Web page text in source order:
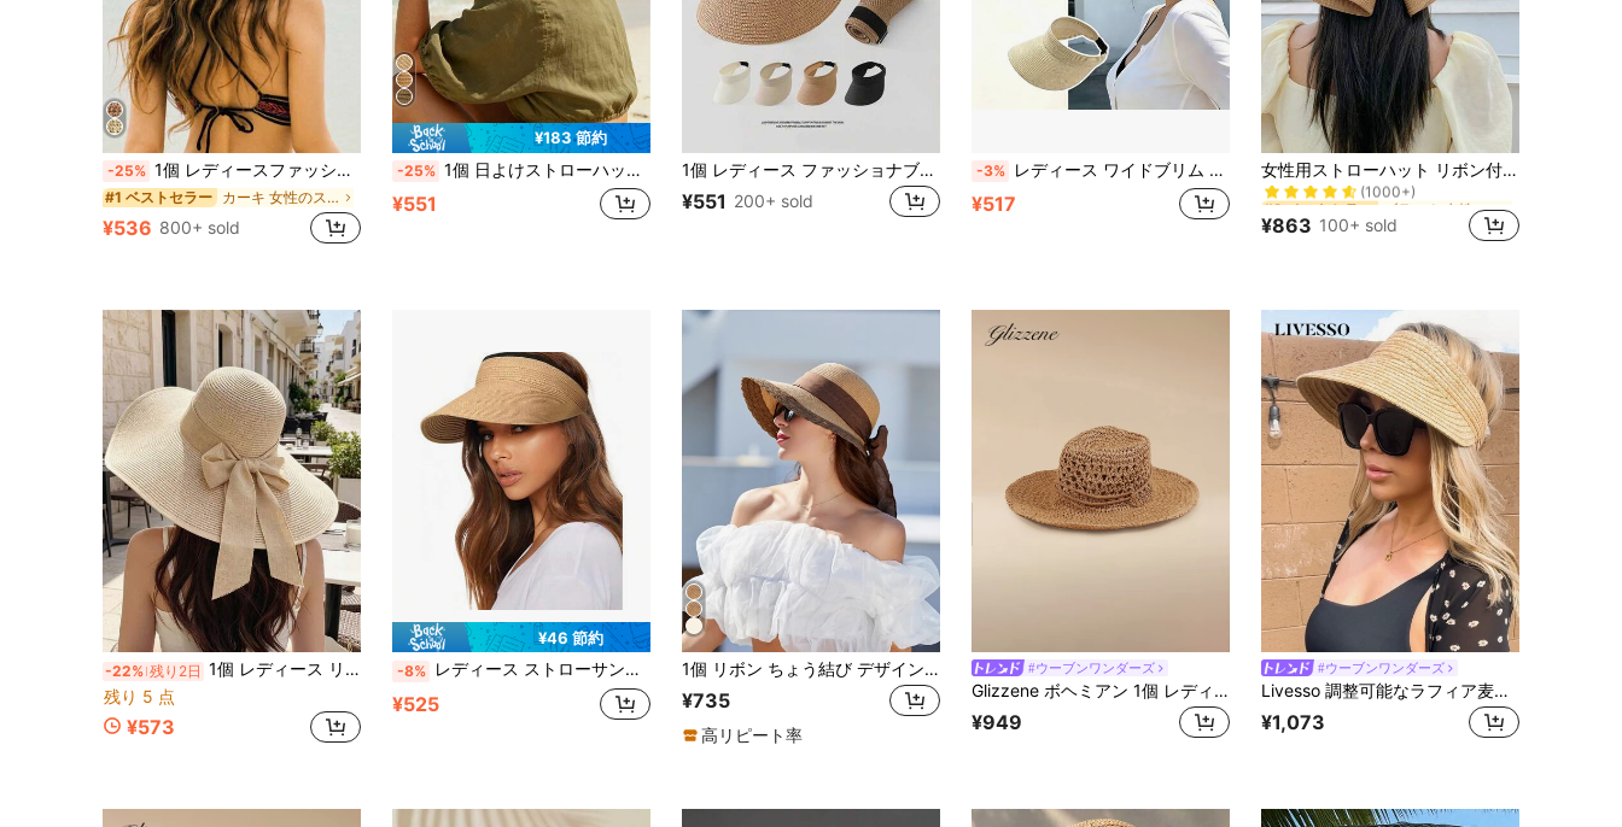
-25% 1個 レディースファッションストローハット、アウトドアビーチサンハット、編み込みフィッシャーマンハット、夏ビーチホリデー日よけ、折りたたみ式ワイドブリムサンハット、ギフト&日常使い
#1 ベストセラー カーキ 女性のストローハット
¥536 800+ sold
¥183 節約
-25% 1個 日よけストローハット。UV耐性ワイドブリムサンハット。ユニセックス。アウトドア バケーション ビーチハット。春/夏 ヴィンテージパナマストローハット。
¥551
1個 レディース ファッショナブル 麦わら 日よけ帽子、ワイドブリム 巻ける&折りたたみ可能 夏 ビーチ帽子
¥551 200+ sold
-3% レディース ワイドブリム ラフィアストロー オープントップ サンハット、UVカット ストローハット 夏、サイクリング、ビーチ、日よけ
¥517
女性用ストローハット リボン付き ワイドブリム サンプロテクション 紫外線対策 春夏ビーチ用 アウトドア 新しいファッション帽子 1個
#2 ベストセラー
ブラック 女性のストローハット
(1000+)
#2 ベストセラー
(1000+)
#2 ベストセラー
(1000+)
#2 ベストセラー
ブラック 女性のストローハット
¥863 100+ sold
-22% 残り2日 1個 レディース リボン付き 無地 ストローハット、ボヘミアン調 日よけ 折りたたみ式 ワイドブリム ハット、フレンチレース リボン付き デイリーウェア、旅行、ビーチ用
残り 5 点
¥573
¥46 節約
-8% レディース ストローサンハット 折りたたみ式 ポニーテールデザイン ビーチハット 夏用 トラベルサンハット
¥525
1個 リボン ちょう結び デザイン 麦わら帽子 ビーチパーティー 屋外アクティビティ ボヘミアン バレンタインデー
¥735
高リピート率
#ウーブンワンダーズ
Glizzene ボヘミアン 1個 レディース ビーチ麦わら帽子 ベージュ 西部スタイル デザイン、UVカット 通気性 防風ロープ付き、ビーチバケーション や夏の日常着用に最適
¥949
#ウーブンワンダーズ
Livesso 調整可能なラフィア麦わら帽子、ユニセックス UV 保護 折りたたみ式ワイドブリム サンハット、カジュアル 多用途 ボヘミアン レトロ ストリート エレガントスタイル、春夏
¥1,073